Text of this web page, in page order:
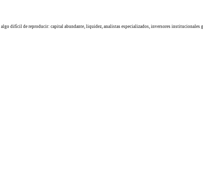
difícil de reproducir: capital abundante, liquidez, analistas especializados, inversores